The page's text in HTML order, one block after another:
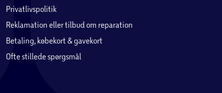
Privatlivspolitik
Reklamation eller tilbud om reparation
Betaling, købekort & gavekort
Ofte stillede spørgsmål